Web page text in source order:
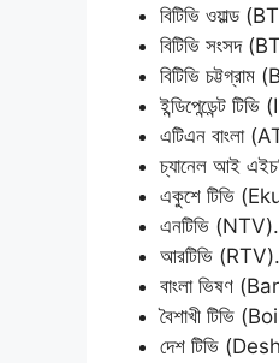
বিটিভি ওয়াল্ড
বিটিভি সংসদ
বিটিভি
ইন্ডিপেন্ডেন্ট
এটিএন বাংলা
চ্যানেল আই
একুশে টিভি
এনটিভি (NTV).
আরটিভি (RTV).
বাংলা ভিষণ
বৈশাখী টিভি
দেশ টিভি